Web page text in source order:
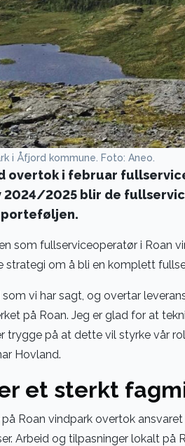
i Åfjord kommune. Foto: Aneo.
overtok i februar
2024/2025 blir de
som fullserviceoperatør i Roan
strategi om å bli en komplett
som vi har sagt, og overtar
på Roan. Jeg er glad for at
trygge på at dette vil styrke vår
Hovland.
et sterkt
Roan vindpark overtok
Arbeid og tilpasninger lokalt